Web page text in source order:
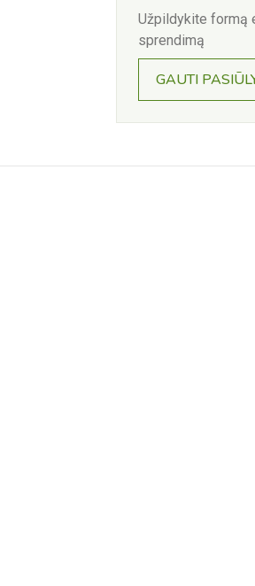
IŠMANUSIS
SKAITIKLIS
Užpildykite formą
sprendimą
GAUTI